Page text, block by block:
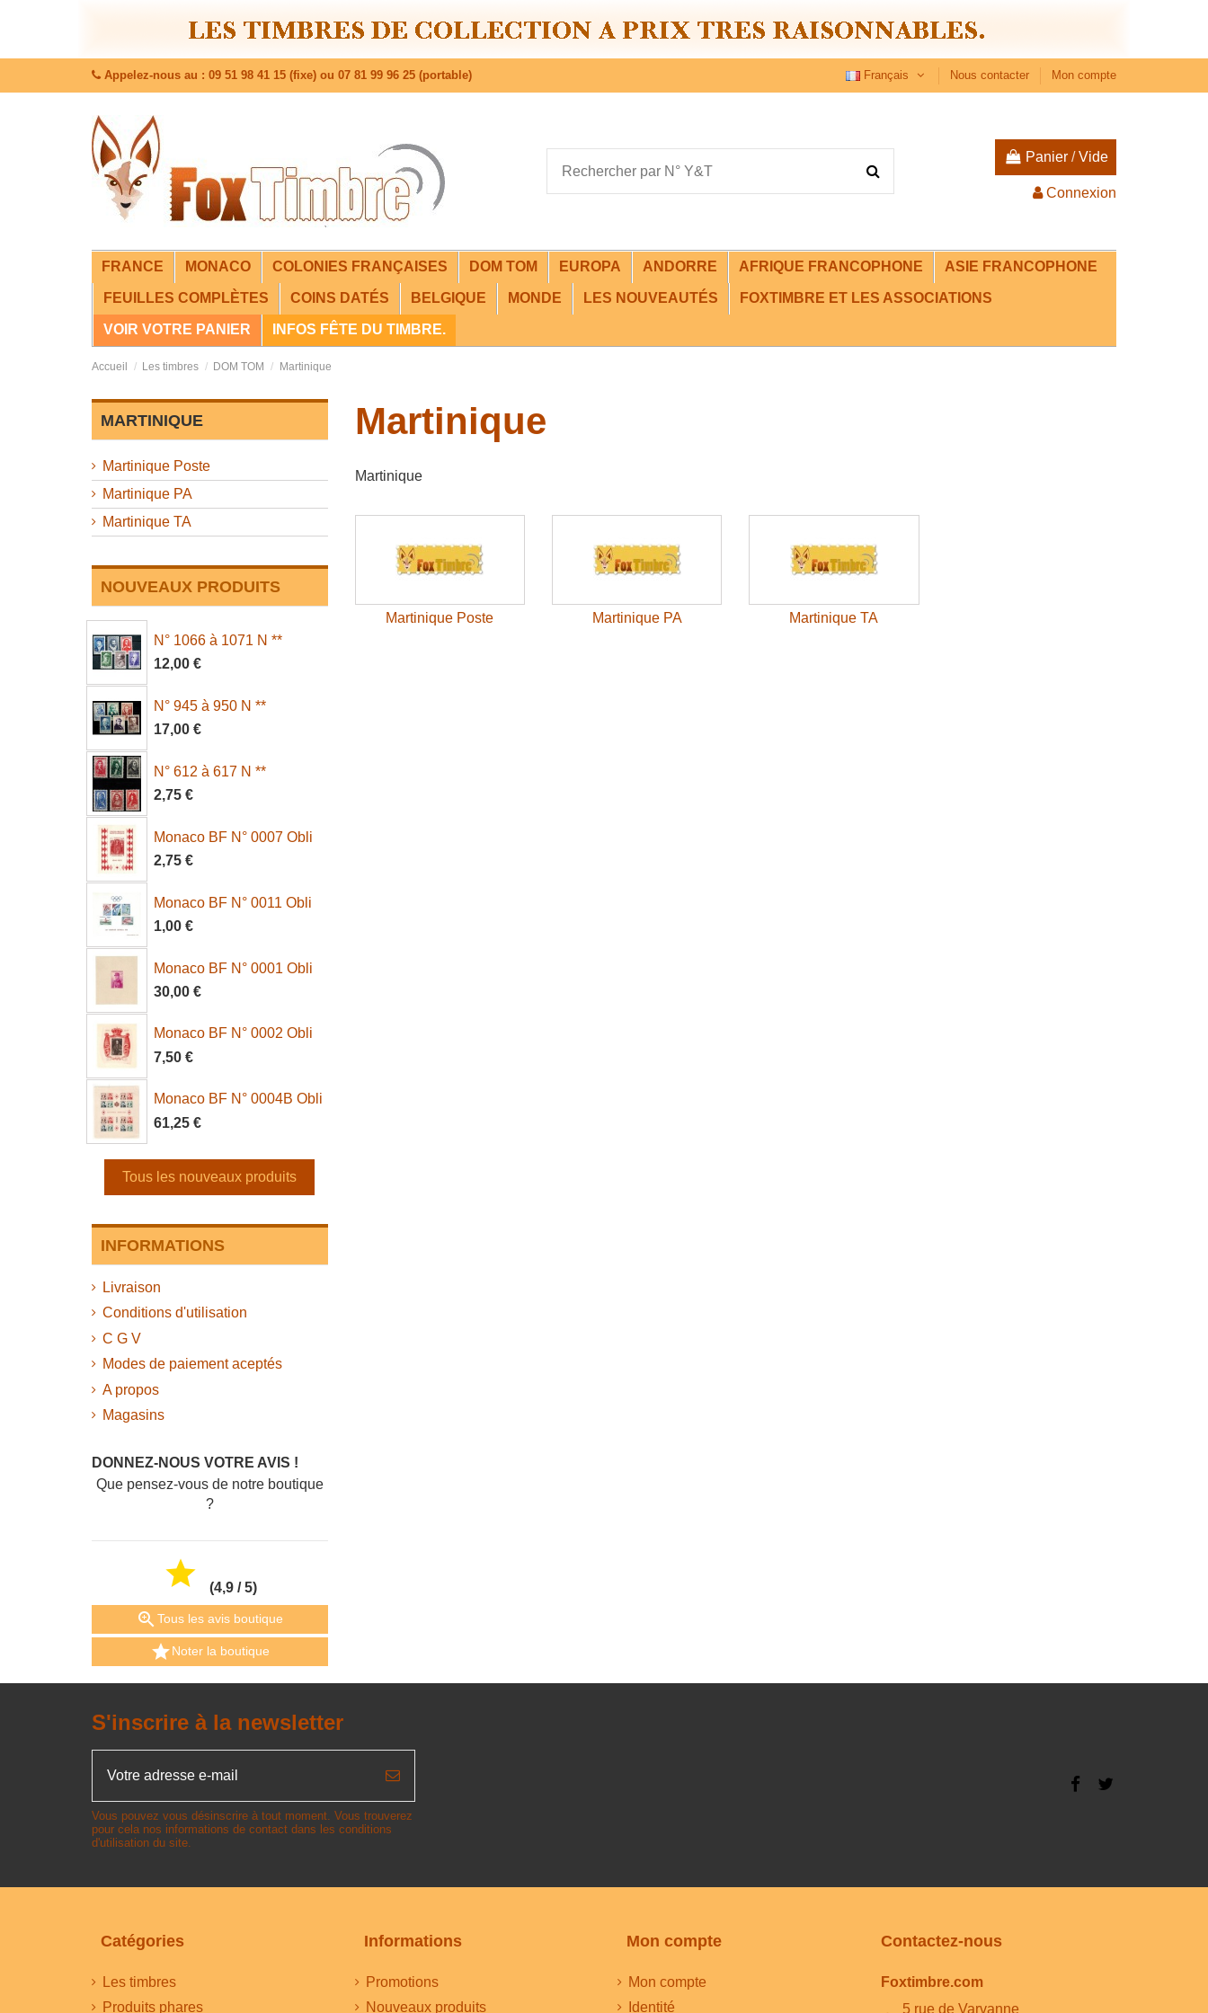
Appelez-nous au : 09 51 98 41 15 (fixe) ou 07 81 99 96 25 (portable) Français Nous contacter Mon compte
Panier /Vide
Connexion
FRANCE MONACO COLONIES FRANÇAISES DOM TOM EUROPA ANDORRE AFRIQUE FRANCOPHONE ASIE FRANCOPHONE
FEUILLES COMPLÈTES COINS DATÉS BELGIQUE MONDE LES NOUVEAUTÉS FOXTIMBRE ET LES ASSOCIATIONS
VOIR VOTRE PANIER INFOS FÊTE DU TIMBRE.
Accueil Les timbres DOM TOM Martinique
Martinique
Martinique
Martinique Poste Martinique PA Martinique TA
MARTINIQUE
Martinique Poste
Martinique PA
Martinique TA
NOUVEAUX PRODUITS
N° 1066 à 1071 N **
12,00 €
N° 945 à 950 N **
17,00 €
N° 612 à 617 N **
2,75 €
Monaco BF N° 0007 Obli
2,75 €
Monaco BF N° 0011 Obli
1,00 €
Monaco BF N° 0001 Obli
30,00 €
Monaco BF N° 0002 Obli
7,50 €
Monaco BF N° 0004B Obli
61,25 €
Tous les nouveaux produits
INFORMATIONS
Livraison
Conditions d'utilisation
C G V
Modes de paiement aceptés
A propos
Magasins
DONNEZ-NOUS VOTRE AVIS !
Que pensez-vous de notre boutique
?
 (4,9 / 5)
Tous les avis boutique
Noter la boutique
S'inscrire à la newsletter
Vous pouvez vous désinscrire à tout moment. Vous trouverez
pour cela nos informations de contact dans les conditions
d'utilisation du site.
Catégories
Les timbres
Produits phares
Informations
Promotions
Nouveaux produits
Mon compte
Mon compte
Identité
Contactez-nous
Foxtimbre.com
5 rue de Varvanne